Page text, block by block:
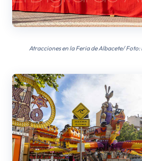
Atracciones en la Feria de Albacete/